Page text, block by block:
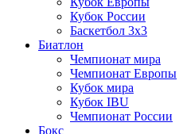
Кубок России
Баскетбол 3х3
Биатлон
Чемпионат мира
Чемпионат Европы
Кубок мира
Кубок IBU
Чемпионат России
Бокс